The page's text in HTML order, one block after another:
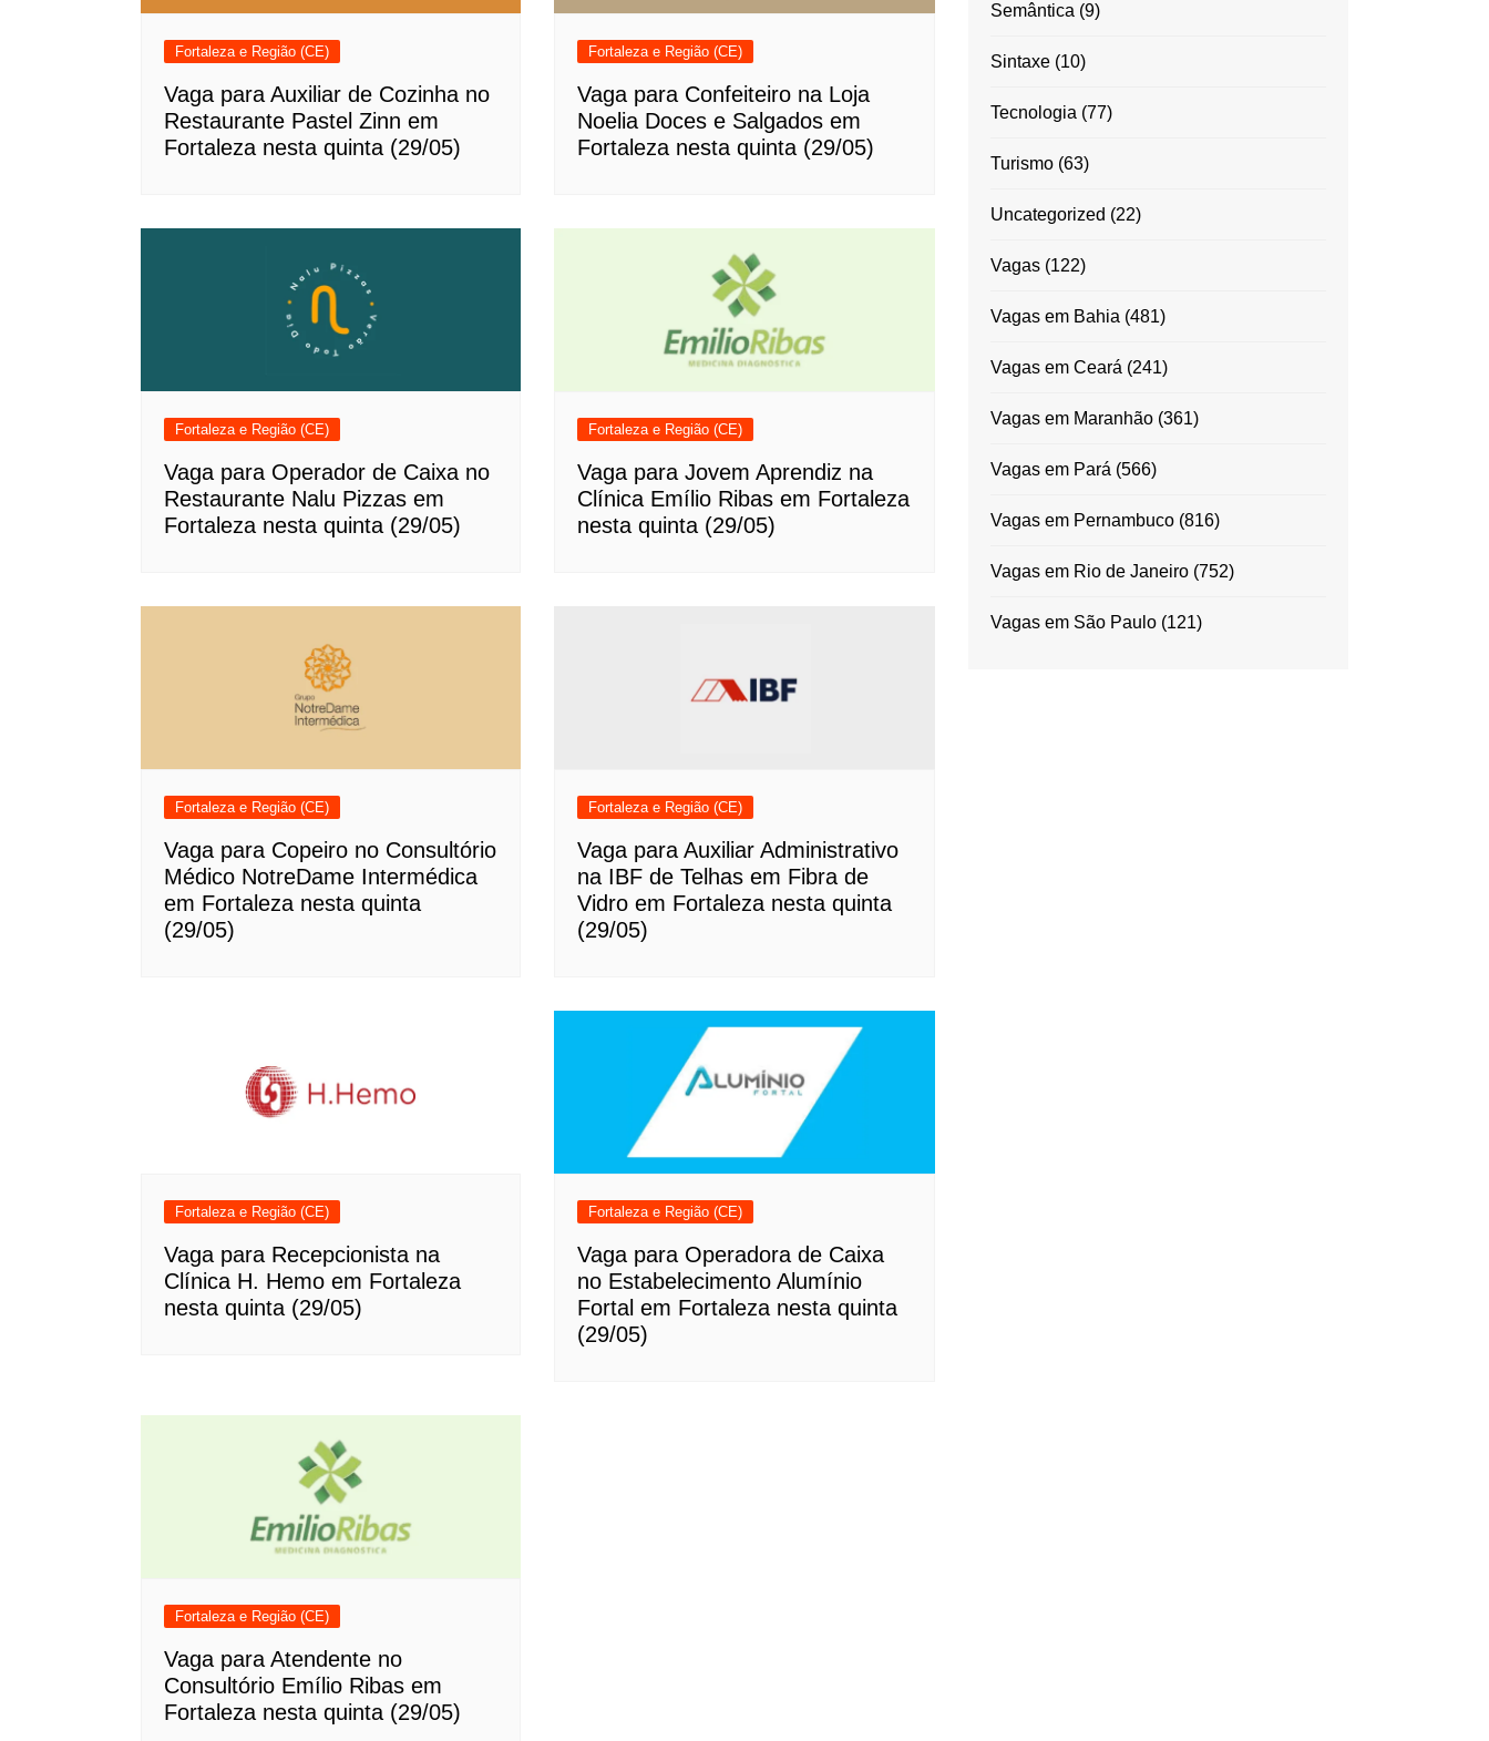
Fortaleza e Região (CE)
Vaga para Auxiliar de Cozinha no
Restaurante Pastel Zinn em
Fortaleza nesta quinta (29/05)
Fortaleza e Região (CE)
Vaga para Confeiteiro na Loja
Noelia Doces e Salgados em
Fortaleza nesta quinta (29/05)
Fortaleza e Região (CE)
Vaga para Operador de Caixa no
Restaurante Nalu Pizzas em
Fortaleza nesta quinta (29/05)
Fortaleza e Região (CE)
Vaga para Jovem Aprendiz na
Clínica Emílio Ribas em Fortaleza
nesta quinta (29/05)
Fortaleza e Região (CE)
Vaga para Copeiro no Consultório
Médico NotreDame Intermédica
em Fortaleza nesta quinta
(29/05)
Fortaleza e Região (CE)
Vaga para Auxiliar Administrativo
na IBF de Telhas em Fibra de
Vidro em Fortaleza nesta quinta
(29/05)
Fortaleza e Região (CE)
Vaga para Recepcionista na
Clínica H. Hemo em Fortaleza
nesta quinta (29/05)
Fortaleza e Região (CE)
Vaga para Operadora de Caixa
no Estabelecimento Alumínio
Fortal em Fortaleza nesta quinta
(29/05)
Fortaleza e Região (CE)
Vaga para Atendente no
Consultório Emílio Ribas em
Fortaleza nesta quinta (29/05)
Semântica (9)
Sintaxe(10)
Tecnologia (77)
Turismo(63)
Uncategorized (22)
Vagas(122)
Vagas em Bahia (481)
Vagas em Ceará (241)
Vagas em Maranhão(361)
Vagas em Pará (566)
Vagas em Pernambuco(816)
Vagas em Rio de Janeiro(752)
Vagas em São Paulo(121)